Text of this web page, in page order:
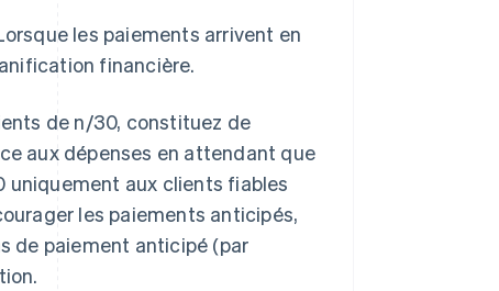
les paiements arrivent en
financière.
de n/30, constituez de
aux dépenses en attendant que
uniquement aux clients fiables
les paiements anticipés,
de paiement anticipé (par